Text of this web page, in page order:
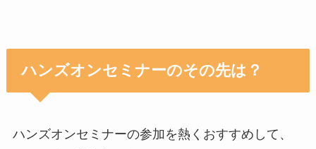
ハンズオンセミナーのその先は？
ハンズオンセミナーの参加を熱くおすすめして、